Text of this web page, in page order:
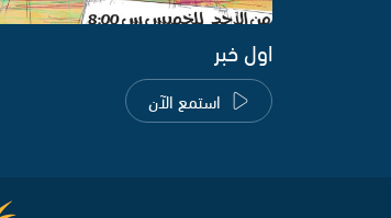
اول خبر
استمع الآن